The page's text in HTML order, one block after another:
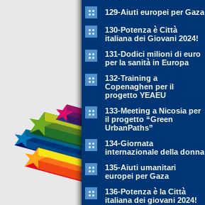
129-Aiuti europei per Gaza
130-Potenza è Città
italiana dei Giovani 2024!
131-Dodici milioni di euro
per la sanità in Europa
132-Training a
Copenaghen per il
progetto YEAEU
133-Meeting a Nicosia per
il progetto “Green
UrbanPaths”
134-Giornata
internazionale della donna
135-Aiuti umanitari
europei per Gaza
136-Potenza è la Città
italiana dei giovani 2024!